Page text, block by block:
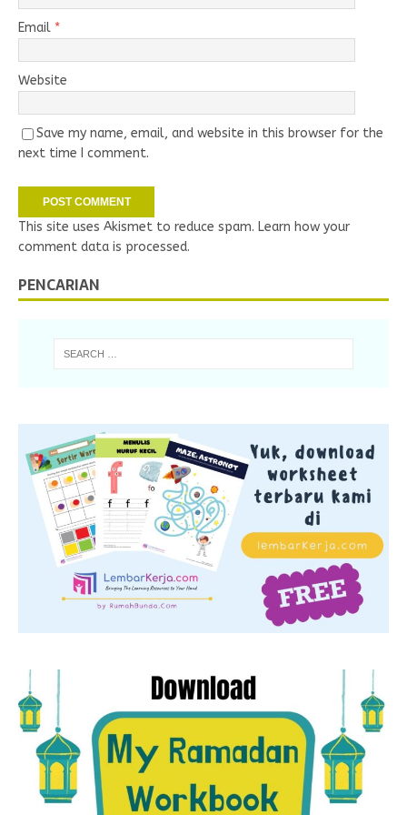
Email *
Website
Save my name, email, and website in this browser for the
next time I comment.
This site uses Akismet to reduce spam. Learn how your
comment data is processed.
PENCARIAN